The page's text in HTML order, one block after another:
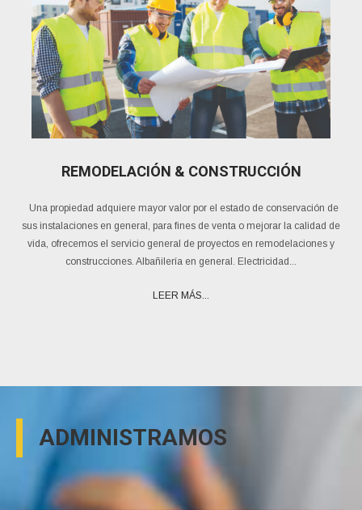
REMODELACIÓN & CONSTRUCCIÓN
Una propiedad adquiere mayor valor por el estado de conservación de
sus instalaciones en general, para fines de venta o mejorar la calidad de
vida, ofrecemos el servicio general de proyectos en remodelaciones y
construcciones. Albañilería en general. Electricidad...
LEER MÁS...
ADMINISTRAMOS